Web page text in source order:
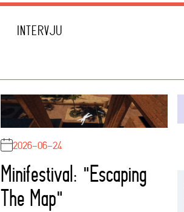
INTERVJU
2026-06-24
Minifestival: "Escaping
The Map"